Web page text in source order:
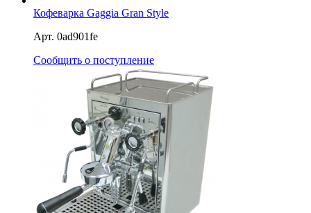
Кофеварка Gaggia Gran Style
Арт. 0ad901fe
Сообщить о поступление